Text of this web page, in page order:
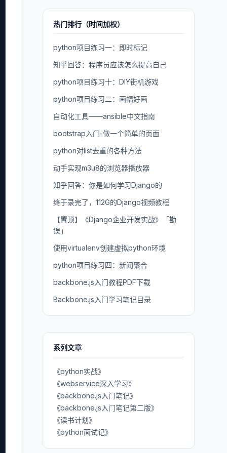
热门排行（时间加权）
python项目练习一：即时标记
知乎回答：程序员应该怎么提高自己
python项目练习十：DIY街机游戏
python项目练习二：画幅好画
自动化工具——ansible中文指南
bootstrap入门-做一个简单的页面
python对list去重的各种方法
动手实现m3u8的浏览器播放器
知乎回答：你是如何学习Django的
终于录完了，112G的Django视频教程
【置顶】《Django企业开发实战》「勘
误」
使用virtualenv创建虚拟python环境
python项目练习四：新闻聚合
backbone.js入门教程PDF下载
Backbone.js入门学习笔记目录
系列文章
《python实战》
《webservice深入学习》
《backbone.js入门笔记》
《backbone.js入门笔记第二版》
《读书计划》
《python面试记》